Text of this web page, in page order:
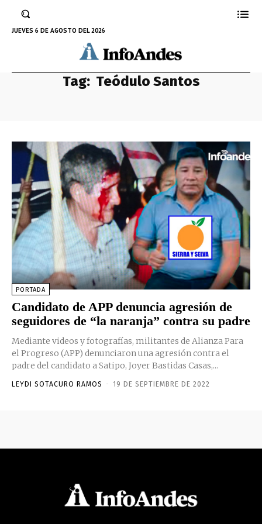
JUEVES 6 DE AGOSTO DEL 2026
Tag: Teódulo Santos
PORTADA
Candidato de APP denuncia agresión de
seguidores de “la naranja” contra su padre
Mediante videos y fotografías, militantes de Alianza Para
el Progreso (APP) denunciaron una agresión contra el
padre del candidato a Satipo, Joyer Bastidas Casas,...
LEYDI SOTACURO RAMOS - 19 DE SEPTIEMBRE DE 2022